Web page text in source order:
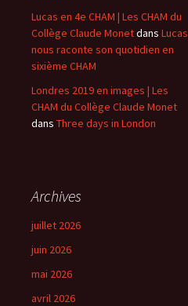
Lucas en 4e CHAM | Les CHAM du
Collège Claude Monetdans Lucas
nous raconte son quotidien en
sixième CHAM
Londres 2019 en images | Les
CHAM du Collège Claude Monet
dans Three days in London
Archives
juillet 2026
juin 2026
mai 2026
avril 2026